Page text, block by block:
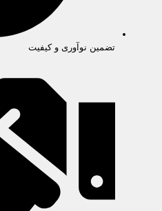
تضمین نوآوری و کیفیت